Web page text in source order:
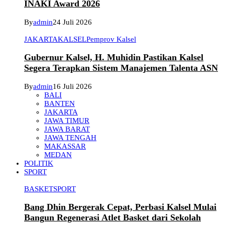
INAKI Award 2026
Byadmin24 Juli 2026
JAKARTAKALSELPemprov Kalsel
Gubernur Kalsel, H. Muhidin Pastikan Kalsel
Segera Terapkan Sistem Manajemen Talenta ASN
Byadmin16 Juli 2026
BALI
BANTEN
JAKARTA
JAWA TIMUR
JAWA BARAT
JAWA TENGAH
MAKASSAR
MEDAN
POLITIK
SPORT
BASKETSPORT
Bang Dhin Bergerak Cepat, Perbasi Kalsel Mulai
Bangun Regenerasi Atlet Basket dari Sekolah